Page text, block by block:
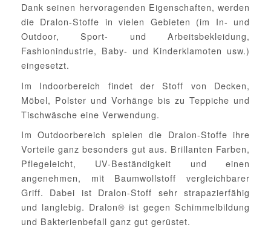
Dank seinen hervoragenden Eigenschaften, werden
die Dralon-Stoffe in vielen Gebieten (im In- und
Outdoor, Sport- und Arbeitsbekleidung,
Fashionindustrie, Baby- und Kinderklamoten usw.)
eingesetzt.
Im Indoorbereich findet der Stoff von Decken,
Möbel, Polster und Vorhänge bis zu Teppiche und
Tischwäsche eine Verwendung.
Im Outdoorbereich spielen die Dralon-Stoffe ihre
Vorteile ganz besonders gut aus. Brillanten Farben,
Pflegeleicht, UV-Beständigkeit und einen
angenehmen, mit Baumwollstoff vergleichbarer
Griff. Dabei ist Dralon-Stoff sehr strapazierfähig
und langlebig. Dralon® ist gegen Schimmelbildung
und Bakterienbefall ganz gut gerüstet.